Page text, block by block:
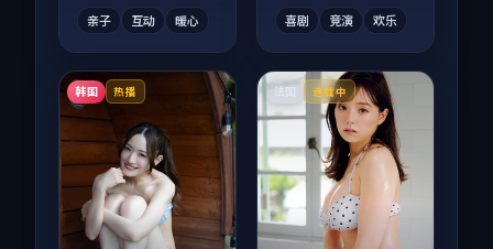
亲子 互动 暖心 喜剧 竞演 欢乐
韩国 热播 法国 连载中